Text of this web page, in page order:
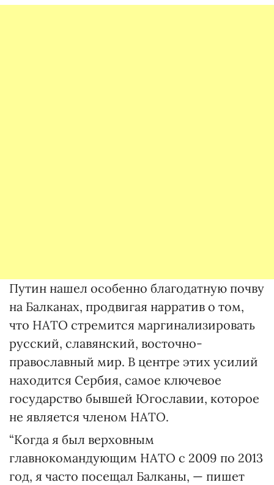
Путин нашел особенно благодатную почву
на Балканах, продвигая нарратив о том,
что НАТО стремится маргинализировать
русский, славянский, восточно-
православный мир. В центре этих усилий
находится Сербия, самое ключевое
государство бывшей Югославии, которое
не является членом НАТО.
“Когда я был верховным
главнокомандующим НАТО с 2009 по 2013
год, я часто посещал Балканы, — пишет